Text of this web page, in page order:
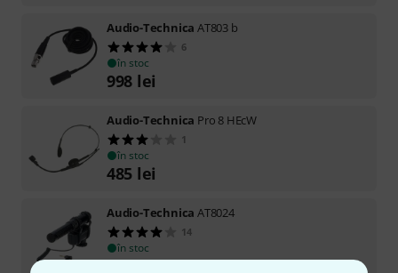
Audio-Technica AT803 b
6
în stoc
998 lei
Audio-Technica Pro 8 HEcW
1
în stoc
485 lei
Audio-Technica AT8024
14
în stoc
1.259lei